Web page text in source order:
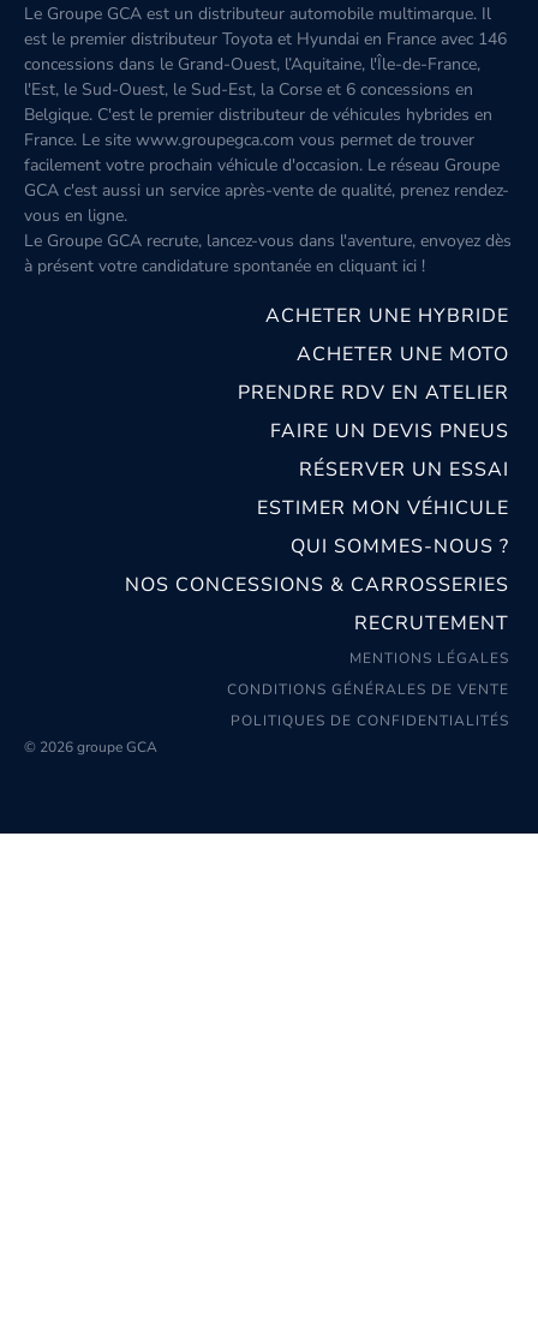
Le Groupe GCA est un distributeur automobile multimarque. Il
est le premier distributeur Toyota et Hyundai en France avec 146
concessions dans le Grand-Ouest, l’Aquitaine, l'Île-de-France,
l'Est, le Sud-Ouest, le Sud-Est, la Corse et 6 concessions en
Belgique. C'est le premier distributeur de véhicules hybrides en
France. Le site www.groupegca.com vous permet de trouver
facilement votre prochain véhicule d'occasion. Le réseau Groupe
GCA c'est aussi un service après-vente de qualité, prenez rendez-
vous en ligne.
Le Groupe GCA recrute, lancez-vous dans l'aventure, envoyez dès
à présent votre candidature spontanée en cliquant ici !
ACHETER UNE HYBRIDE
ACHETER UNE MOTO
PRENDRE RDV EN ATELIER
FAIRE UN DEVIS PNEUS
RÉSERVER UN ESSAI
ESTIMER MON VÉHICULE
QUI SOMMES-NOUS ?
NOS CONCESSIONS & CARROSSERIES
RECRUTEMENT
MENTIONS LÉGALES
CONDITIONS GÉNÉRALES DE VENTE
POLITIQUES DE CONFIDENTIALITÉS
© 2026 groupe GCA